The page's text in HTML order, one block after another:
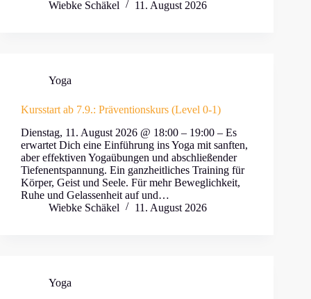
Wiebke Schäkel 11. August 2026
Yoga
Kursstart ab 7.9.: Präventionskurs (Level 0-1)
Dienstag, 11. August 2026 @ 18:00 – 19:00 – Es
erwartet Dich eine Einführung ins Yoga mit sanften,
aber effektiven Yogaübungen und abschließender
Tiefenentspannung. Ein ganzheitliches Training für
Körper, Geist und Seele. Für mehr Beweglichkeit,
Ruhe und Gelassenheit auf und…
Wiebke Schäkel
11. August 2026
Yoga